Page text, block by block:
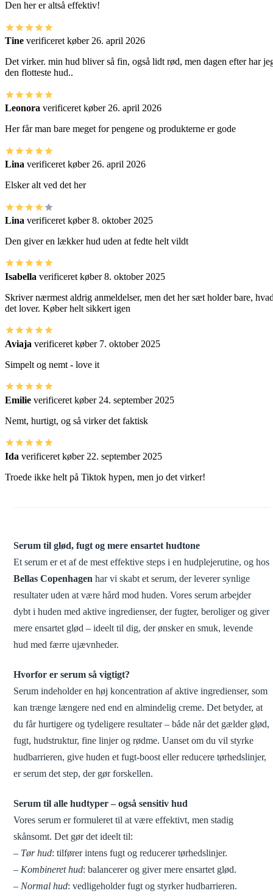
Den her er altså effektiv!
Tine verificeret køber 26. april 2026
Det virker. min hud bliver så fin, også lidt rød, men dagen efter har
den flotteste hud..
Leonora verificeret køber 26. april 2026
Her får man bare meget for pengene og produkterne er gode
Lina verificeret køber 26. april 2026
Elsker alt ved det her
Lina verificeret køber 8. oktober 2025
Den giver en lækker hud uden at fedte helt vildt
Isabella verificeret køber 8. oktober 2025
Skriver nærmest aldrig anmeldelser, men det her sæt holder bare,
det lover. Køber helt sikkert igen
Aviaja verificeret køber 7. oktober 2025
Simpelt og nemt - love it
Emilie verificeret køber 24. september 2025
Nemt, hurtigt, og så virker det faktisk
Ida verificeret køber 22. september 2025
Troede ikke helt på Tiktok hypen, men jo det virker!
Serum til glød, fugt og mere ensartet hudtone
Et serum er et af de mest effektive steps i en hudplejerutine, og hos
Bellas Copenhagen har vi skabt et serum, der leverer synlige
resultater uden at være hård mod huden. Vores serum arbejder
dybt i huden med aktive ingredienser, der fugter, beroliger og giver
mere ensartet glød – ideelt til dig, der ønsker en smuk, levende
hud med færre ujævnheder.
Hvorfor er serum så vigtigt?
Serum indeholder en høj koncentration af aktive ingredienser, som
kan trænge længere ned end en almindelig creme. Det betyder, at
du får hurtigere og tydeligere resultater – både når det gælder glød,
fugt, hudstruktur, fine linjer og rødme. Uanset om du vil styrke
hudbarrieren, give huden et fugt-boost eller reducere tørhedslinjer,
er serum det step, der gør forskellen.
Serum til alle hudtyper – også sensitiv hud
Vores serum er formuleret til at være effektivt, men stadig
skånsomt. Det gør det ideelt til:
– Tør hud: tilfører intens fugt og reducerer tørhedslinjer.
– Kombineret hud: balancerer og giver mere ensartet glød.
– Normal hud: vedligeholder fugt og styrker hudbarrieren.